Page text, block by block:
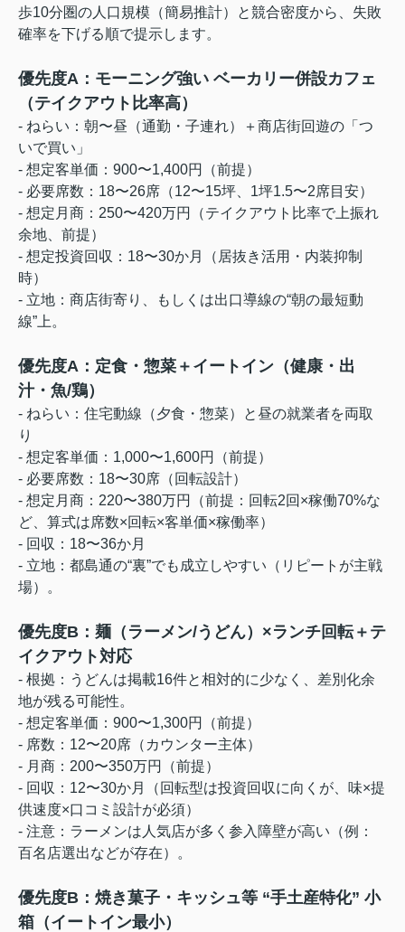
歩10分圏の人口規模（簡易推計）と競合密度から、失敗
確率を下げる順で提示します。
優先度A：モーニング強い ベーカリー併設カフェ
（テイクアウト比率高）
- ねらい：朝〜昼（通勤・子連れ）＋商店街回遊の「つ
いで買い」
- 想定客単価：900〜1,400円（前提）
- 必要席数：18〜26席（12〜15坪、1坪1.5〜2席目安）
- 想定月商：250〜420万円（テイクアウト比率で上振れ
余地、前提）
- 想定投資回収：18〜30か月（居抜き活用・内装抑制
時）
- 立地：商店街寄り、もしくは出口導線の“朝の最短動
線”上。
優先度A：定食・惣菜＋イートイン（健康・出
汁・魚/鶏）
- ねらい：住宅動線（夕食・惣菜）と昼の就業者を両取
り
- 想定客単価：1,000〜1,600円（前提）
- 必要席数：18〜30席（回転設計）
- 想定月商：220〜380万円（前提：回転2回×稼働70%な
ど、算式は席数×回転×客単価×稼働率）
- 回収：18〜36か月
- 立地：都島通の“裏”でも成立しやすい（リピートが主戦
場）。
優先度B：麺（ラーメン/うどん）×ランチ回転＋テ
イクアウト対応
- 根拠：うどんは掲載16件と相対的に少なく、差別化余
地が残る可能性。
- 想定客単価：900〜1,300円（前提）
- 席数：12〜20席（カウンター主体）
- 月商：200〜350万円（前提）
- 回収：12〜30か月（回転型は投資回収に向くが、味×提
供速度×口コミ設計が必須）
- 注意：ラーメンは人気店が多く参入障壁が高い（例：
百名店選出などが存在）。
優先度B：焼き菓子・キッシュ等 “手土産特化” 小
箱（イートイン最小）